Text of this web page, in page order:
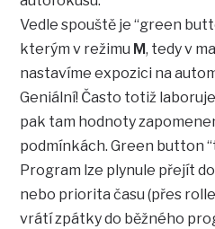
Vedle spouště je “green
kterým v režimu M, tedy v
nastavíme expozici na
Geniální! Často totiž
pak tam hodnoty
podmínkách. Green button
Program lze plynule přejít
nebo priorita času (přes
vrátí zpátky do běžného